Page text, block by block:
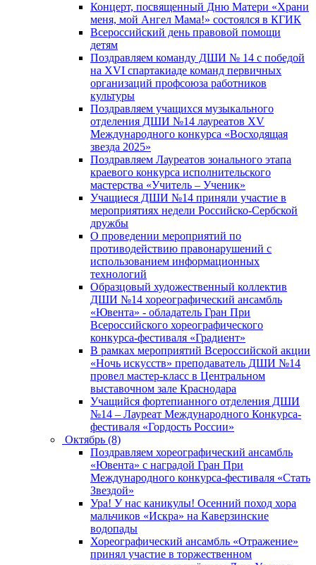
Концерт, посвященный Дню Матери «Храни
меня, мой Ангел Мама!» состоялся в КГИК
Всероссийский день правовой помощи
детям
Поздравляем команду ДШИ № 14 с победой
на XVI спартакиаде команд первичных
организаций профсоюза работников
культуры
Поздравляем учащихся музыкального
отделения ДШИ №14 лауреатов XV
Международного конкурса «Восходящая
звезда 2025»
Поздравляем Лауреатов зонального этапа
краевого конкурса исполнительского
мастерства «Учитель – Ученик»
Учащиеся ДШИ №14 приняли участие в
мероприятиях недели Российско-Сербской
дружбы
О проведении мероприятий по
противодействию правонарушений с
использованием информационных
технологий
Образцовый художественный коллектив
ДШИ №14 хореографический ансамбль
«Ювента» - обладатель Гран При
Всероссийского хореографического
конкурса-фестиваля «Градиент»
В рамках мероприятий Всероссийской акции
«Ночь искусств» преподаватель ДШИ №14
провел мастер-класс в Центральном
выставочном зале Краснодара
Учащийся фортепианного отделения ДШИ
№14 – Лауреат Международного Конкурса-
фестиваля «Гордость России»
Октябрь (8)
Поздравляем хореографический ансамбль
«Ювента» с наградой Гран При
Международного конкурса-фестиваля «Стать
Звездой»
Ура! У нас каникулы! Осенний поход хора
мальчиков «Искра» на Каверзинские
водопады
Хореографический ансамбль «Отражение»
принял участие в торжественном